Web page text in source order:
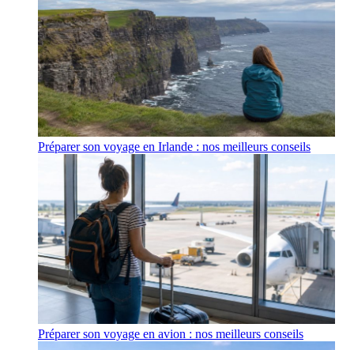
Préparer son voyage en Irlande : nos meilleurs conseils
Préparer son voyage en avion : nos meilleurs conseils